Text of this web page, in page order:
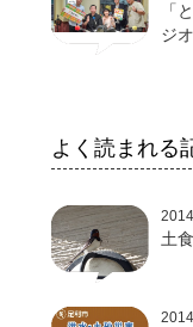
「
ジ
よく読まれる
土